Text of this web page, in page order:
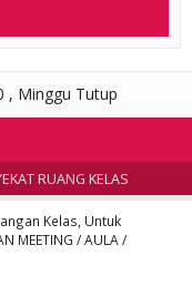
, Minggu Tutup
RUANG KELAS
Kelas, Untuk
MEETING / AULA /